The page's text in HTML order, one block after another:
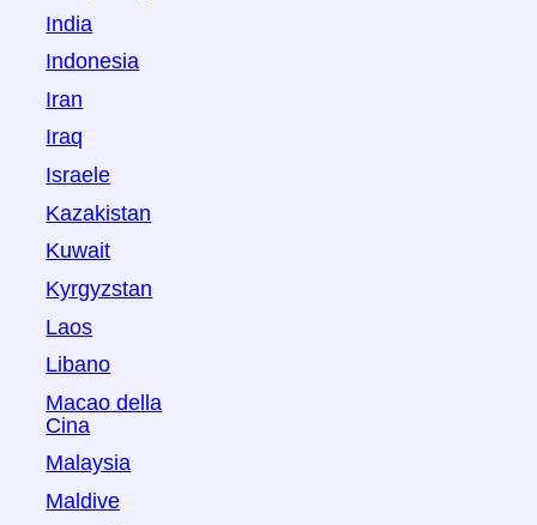
India
Indonesia
Iran
Iraq
Israele
Kazakistan
Kuwait
Kyrgyzstan
Laos
Libano
Macao della
Cina
Malaysia
Maldive